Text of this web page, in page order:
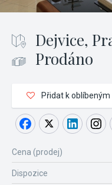
Dejvice,
Prodáno
Přidat k oblíbeným
Cena (prodej)
Dispozice